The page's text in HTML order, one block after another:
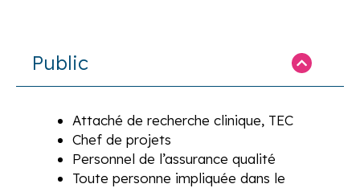
Public
Attaché de recherche clinique, TEC
Chef de projets
Personnel de l’assurance qualité
Toute personne impliquée dans le